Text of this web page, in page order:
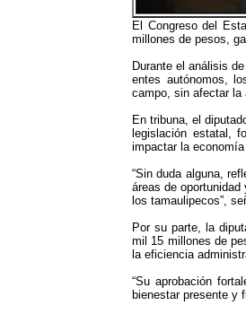
El Congreso del
millones de pesos,
Durante el análisis
entes autónomos,
campo, sin afectar la
En tribuna, el
legislación estatal,
impactar la
“Sin duda alguna,
áreas de
los tamaulipecos”,
Por su parte, la
mil 15 millones de
la eficiencia
“Su aprobación
bienestar presente y